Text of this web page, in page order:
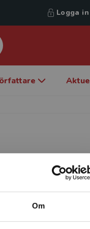
Om
Logga in
Skånes